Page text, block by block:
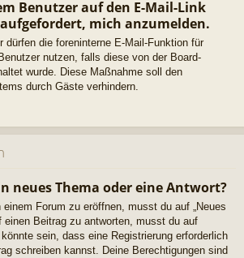
Benutzer auf den E-Mail-Link
mich anzumelden.
dürfen die foreninterne E-Mail-Funktion für
nutzen, falls diese von der Board-
wurde. Diese Maßnahme soll den
durch Gäste verhindern.
neues Thema oder eine Antwort?
Forum zu eröffnen, musst du auf „Neues
einen Beitrag zu antworten, musst du auf
sein, dass eine Registrierung erforderlich
schreiben kannst. Deine Berechtigungen sind